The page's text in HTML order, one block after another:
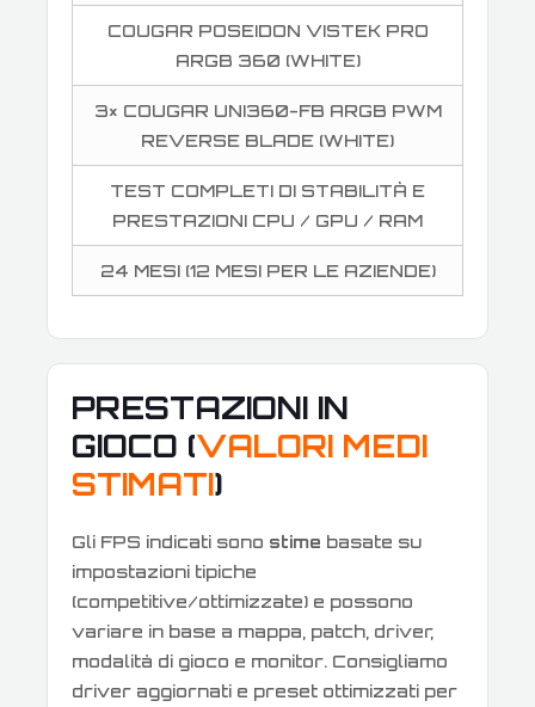
COUGAR POSEIDON VISTEK PRO
ARGB 360 (WHITE)
3× COUGAR UNI360-FB ARGB PWM
REVERSE BLADE (WHITE)
TEST COMPLETI DI STABILITÀ E
PRESTAZIONI CPU / GPU / RAM
24 MESI (12 MESI PER LE AZIENDE)
PRESTAZIONI IN
GIOCO (VALORI MEDI
STIMATI)
Gli FPS indicati sono stime basate su
impostazioni tipiche
(competitive/ottimizzate) e possono
variare in base a mappa, patch, driver,
modalità di gioco e monitor. Consigliamo
driver aggiornati e preset ottimizzati per